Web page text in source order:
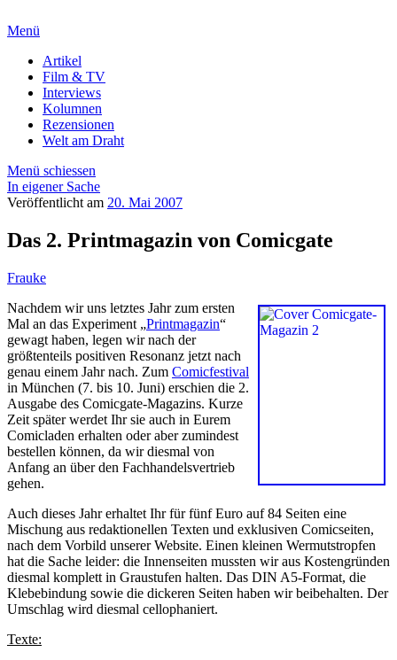
Menü
Artikel
Film & TV
Interviews
Kolumnen
Rezensionen
Welt am Draht
Menü schiessen
In eigener Sache
Veröffentlicht am 20. Mai 2007
Das 2. Printmagazin von Comicgate
Frauke
Nachdem wir uns letztes Jahr zum ersten
Mal an das Experiment „Printmagazin“
gewagt haben, legen wir nach der
größtenteils positiven Resonanz jetzt nach
genau einem Jahr nach. Zum Comicfestival
in München (7. bis 10. Juni) erschien die 2.
Ausgabe des Comicgate-Magazins. Kurze
Zeit später werdet Ihr sie auch in Eurem
Comicladen erhalten oder aber zumindest
bestellen können, da wir diesmal von
Anfang an über den Fachhandelsvertrieb
gehen.
Auch dieses Jahr erhaltet Ihr für fünf Euro auf 84 Seiten eine
Mischung aus redaktionellen Texten und exklusiven Comicseiten,
nach dem Vorbild unserer Website. Einen kleinen Wermutstropfen
hat die Sache leider: die Innenseiten mussten wir aus Kostengründen
diesmal komplett in Graustufen halten. Das DIN A5-Format, die
Klebebindung sowie die dickeren Seiten haben wir beibehalten. Der
Umschlag wird diesmal cellophaniert.
Texte: